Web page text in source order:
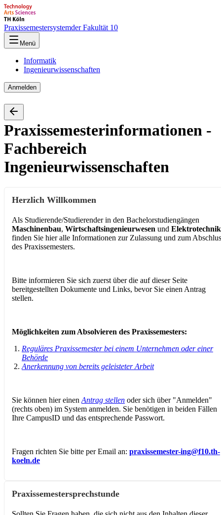
Praxissemestersystemder Fakultät 10
Menü
Informatik
Ingenieurwissenschaften
Anmelden
Praxissemesterinformationen -
Fachbereich
Ingenieurwissenschaften
Herzlich Willkommen
Als Studierende/Studierender in den Bachelorstudiengängen
Maschinenbau, Wirtschaftsingenieurwesen und Elektrotechnik
finden Sie hier alle Informationen zur Zulassung und zum
des Praxissemesters.
Bitte informieren Sie sich zuerst über die auf dieser Seite
bereitgestellten Dokumente und Links, bevor Sie einen Antrag
stellen.
Möglichkeiten zum Absolvieren des Praxissemesters:
Reguläres Praxissemester bei einem Unternehmen oder einer
Behörde
Anerkennung von bereits geleisteter Arbeit
Sie können hier einen Antrag stellen oder sich über "Anmelden"
(rechts oben) im System anmelden. Sie benötigen in beiden Fällen
Ihre CampusID und das entsprechende Passwort.
Fragen richten Sie bitte per Email an: praxissemester-ing@f10.th-
koeln.de
Praxissemestersprechstunde